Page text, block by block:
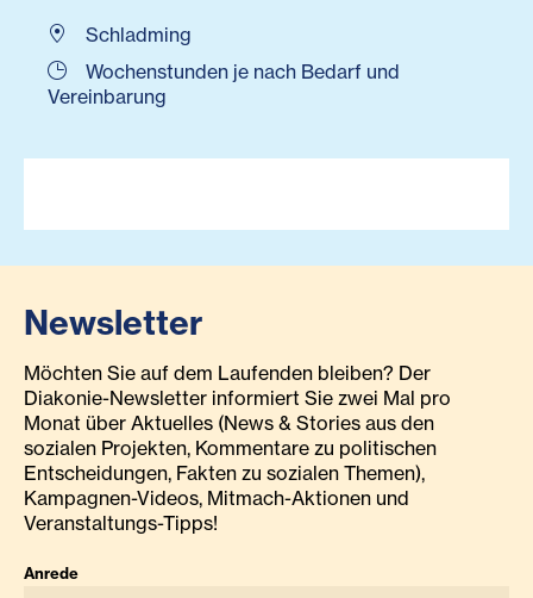
Schladming
Wochenstunden je nach Bedarf und
Vereinbarung
Newsletter
Möchten Sie auf dem Laufenden bleiben? Der
Diakonie-Newsletter informiert Sie zwei Mal pro
Monat über Aktuelles (News & Stories aus den
sozialen Projekten, Kommentare zu politischen
Entscheidungen, Fakten zu sozialen Themen),
Kampagnen-Videos, Mitmach-Aktionen und
Veranstaltungs-Tipps!
Anrede